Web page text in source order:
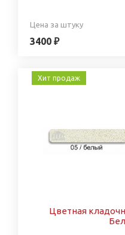
Цена за штуку
3400 ₽
Хит продаж
Цветная